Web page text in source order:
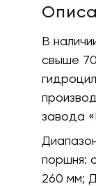
В
свыше
завода
поршня:
260 мм;